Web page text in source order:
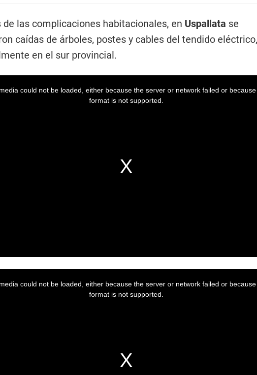
de las complicaciones habitacionales, en Uspallata se
caídas de árboles, postes y cables del tendido eléctrico,
en el sur provincial.